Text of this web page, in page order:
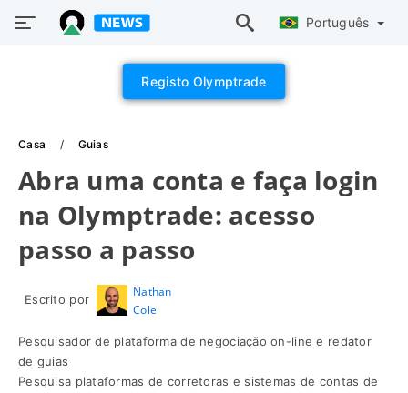
Português
Registo Olymptrade
Casa Guias
Abra uma conta e faça login
na Olymptrade: acesso
passo a passo
Escrito por
Nathan
Cole
Pesquisador de plataforma de negociação on-line e redator
de guias
Pesquisa plataformas de corretoras e sistemas de contas de